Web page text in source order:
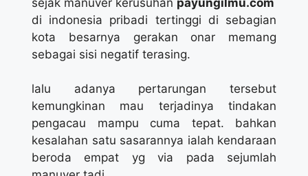
di indonesia pribadi tertinggi di sebagian
kota besarnya gerakan onar memang
sebagai sisi negatif terasing.
lalu adanya pertarungan tersebut
kemungkinan mau terjadinya tindakan
pengacau mampu cuma tepat. bahkan
kesalahan satu sasarannya ialah kendaraan
beroda empat yg via pada sejumlah